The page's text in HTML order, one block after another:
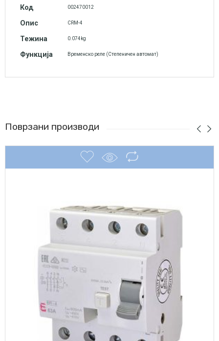
Код 002470012
Опис CRM-4
Тежина 0.074kg
Функција Временско реле (Степеничен автомат)
Поврзани производи